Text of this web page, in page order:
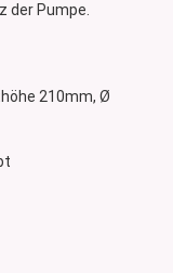
der Pumpe.
210mm, Ø